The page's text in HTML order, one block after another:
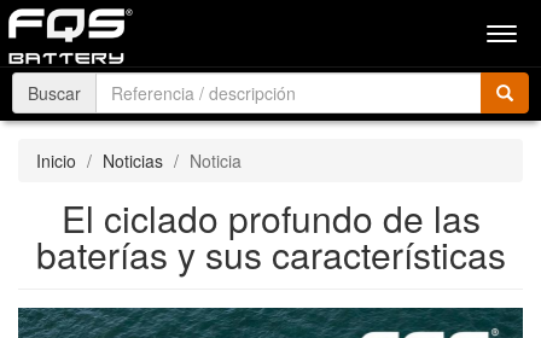
Buscar
Inicio Noticias Noticia
El ciclado profundo de las
baterías y sus características